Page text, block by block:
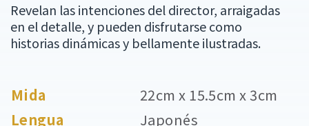
Revelan las intenciones del director, arraigadas
en el detalle, y pueden disfrutarse como
historias dinámicas y bellamente ilustradas.
Mida
22cm x 15.5cm x 3cm
Lengua
Japonés